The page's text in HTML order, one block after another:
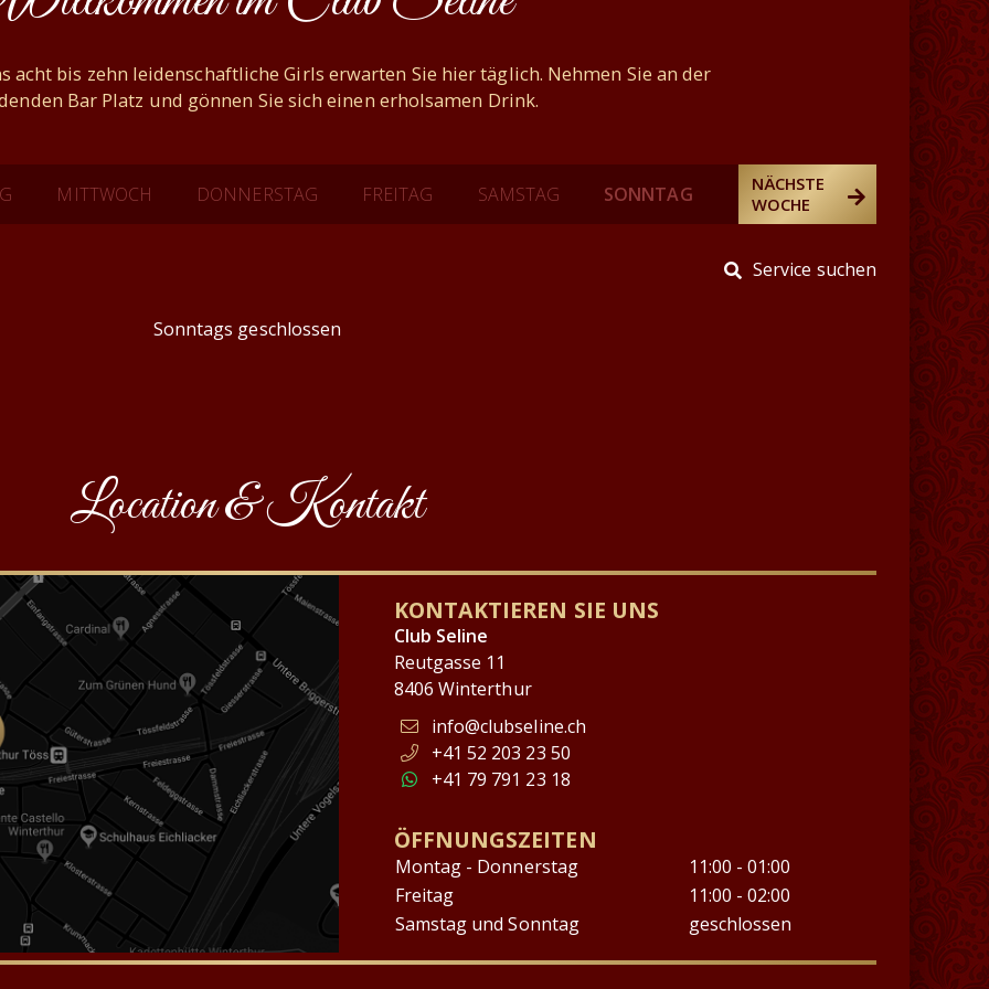
acht bis zehn leidenschaftliche Girls erwarten Sie hier täglich. Nehmen Sie an der
Bar Platz und gönnen Sie sich einen erholsamen Drink.
MITTWOCH DONNERSTAG FREITAG SAMSTAG SONNTAG
NÄCHSTE
WOCHE
Service suchen
Sonntags geschlossen
Location & Kontakt
KONTAKTIEREN SIE UNS
Club Seline
Reutgasse 11
8406 Winterthur
info@clubseline.ch
+41 52 203 23 50
+41 79 791 23 18
ÖFFNUNGSZEITEN
Montag - Donnerstag
11:00 - 01:00
Freitag
11:00 - 02:00
Samstag und Sonntag
geschlossen